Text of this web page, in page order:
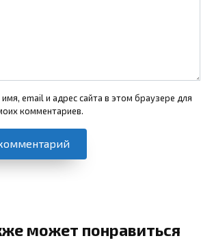
email и адрес сайта в этом браузере для
комментариев.
может понравиться